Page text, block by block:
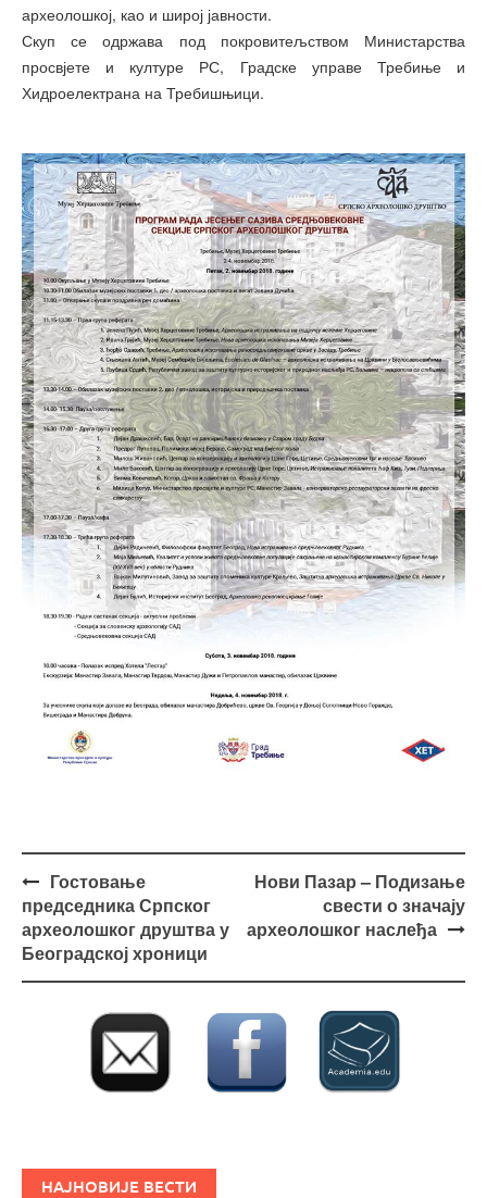
археолошкој, као и широј јавности.
Скуп се одржава под покровитељством Министарства
просвјете и културе РС, Градске управе Требиње и
Хидроелектрана на Требишњици.
Post
navigation
Гостовање
председника Српског
археолошког друштва у
Београдској хроници
Нови Пазар – Подизање
свести о значају
археолошког наслеђа
НАЈНОВИЈЕ ВЕСТИ